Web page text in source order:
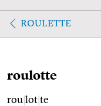
ROULETTE
roulotte
rou lot te